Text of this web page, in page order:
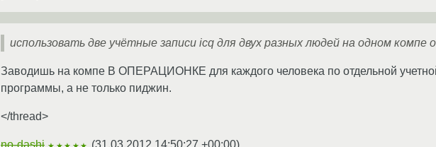
использовать две учётные записи icq для двух разных людей на одном компе
Заводишь на компе В ОПЕРАЦИОНКЕ для каждого человека по отдельной
программы, а не только пиджин.
</thread>
no-dashi ★★★★★ (31.03.2012 14:50:27 +00:00)